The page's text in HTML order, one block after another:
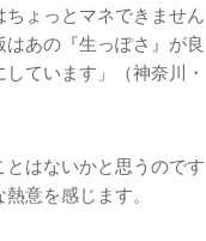
ちょっとマネできません
あの『生っぽさ』が良
ています」（神奈川・
はないかと思うのです
意を感じます。